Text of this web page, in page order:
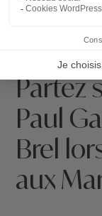
Partez
Paul
Brel
aux